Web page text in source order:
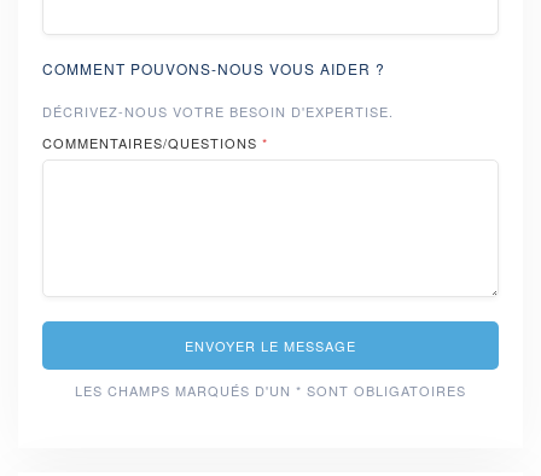
COMMENT POUVONS-NOUS VOUS AIDER ?
DÉCRIVEZ-NOUS VOTRE BESOIN D'EXPERTISE.
COMMENTAIRES/QUESTIONS *
ENVOYER LE MESSAGE
LES CHAMPS MARQUÉS D'UN * SONT OBLIGATOIRES